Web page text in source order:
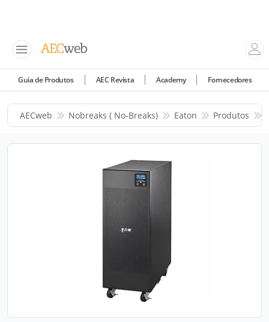
Guia de Produtos AEC Revista Academy Fornecedores
AECweb Nobreaks ( No-Breaks) Eaton Produtos